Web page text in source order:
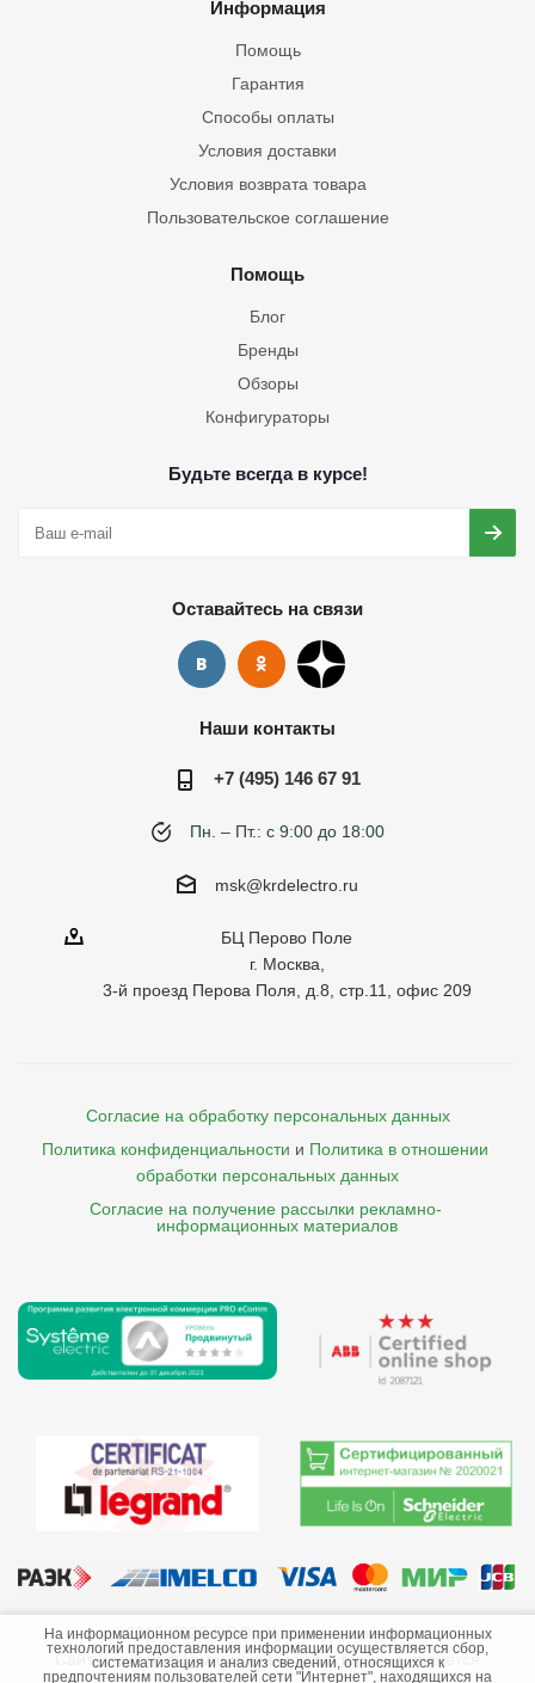
Информация
Помощь
Гарантия
Способы оплаты
Условия доставки
Условия возврата товара
Пользовательское соглашение
Помощь
Блог
Бренды
Обзоры
Конфигураторы
Будьте всегда в курсе!
Оставайтесь на связи
Наши контакты
+7 (495) 146 67 91
Пн. – Пт.: с 9:00 до 18:00
msk@krdelectro.ru
БЦ Перово Поле
г. Москва,
3-й проезд Перова Поля, д.8, стр.11, офис 209
Согласие на обработку персональных данных
Политика конфиденциальности и Политика в отношении
обработки персональных данных
Согласие на получение рассылки рекламно-
    информационных материалов
©2013-2026 ООО «Краснодарэлектро»
Сайт носит информационный характер и не является
На информационном ресурсе при применении информационных
технологий предоставления информации осуществляется сбор,
систематизация и анализ сведений, относящихся к
предпочтениям пользователей сети "Интернет", находящихся на